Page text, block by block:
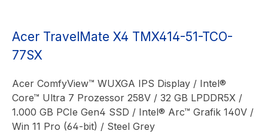
Acer TravelMate X4 TMX414-51-TCO-
77SX
Acer ComfyView™ WUXGA IPS Display / Intel®
Core™ Ultra 7 Prozessor 258V / 32 GB LPDDR5X /
1.000 GB PCIe Gen4 SSD / Intel® Arc™ Grafik 140V /
Win 11 Pro (64-bit) / Steel Grey